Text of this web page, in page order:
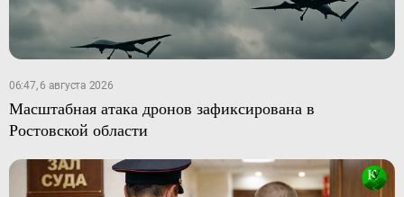
06:47, 6 августа 2026
Масштабная атака дронов зафиксирована в
Ростовской области